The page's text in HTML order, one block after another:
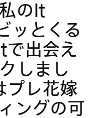
のIt
ッとくる
出会え
しまし
レ花嫁
ングの可